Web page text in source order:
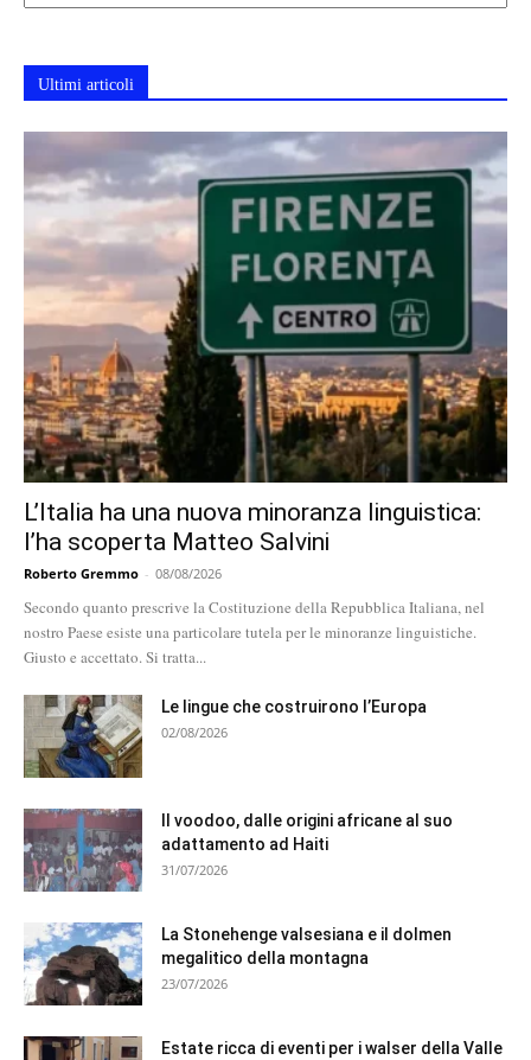
Ultimi articoli
L’Italia ha una nuova minoranza linguistica:
l’ha scoperta Matteo Salvini
Roberto Gremmo - 08/08/2026
Secondo quanto prescrive la Costituzione della Repubblica Italiana, nel
nostro Paese esiste una particolare tutela per le minoranze linguistiche.
Giusto e accettato. Si tratta...
Le lingue che costruirono l’Europa
02/08/2026
Il voodoo, dalle origini africane al suo
adattamento ad Haiti
31/07/2026
La Stonehenge valsesiana e il dolmen
megalitico della montagna
23/07/2026
Estate ricca di eventi per i walser della Valle